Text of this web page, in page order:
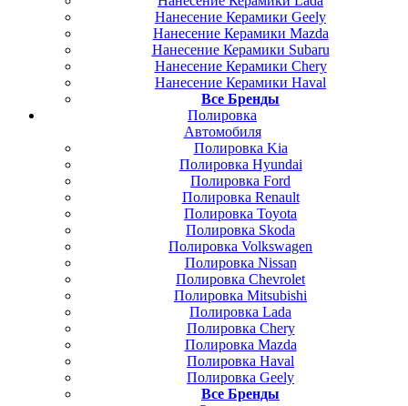
Нанесение Керамики Geely
Нанесение Керамики Mazda
Нанесение Керамики Subaru
Нанесение Керамики Chery
Нанесение Керамики Haval
Все Бренды
Полировка
Автомобиля
Полировка Kia
Полировка Hyundai
Полировка Ford
Полировка Renault
Полировка Toyota
Полировка Skoda
Полировка Volkswagen
Полировка Nissan
Полировка Chevrolet
Полировка Mitsubishi
Полировка Lada
Полировка Chery
Полировка Mazda
Полировка Haval
Полировка Geely
Все Бренды